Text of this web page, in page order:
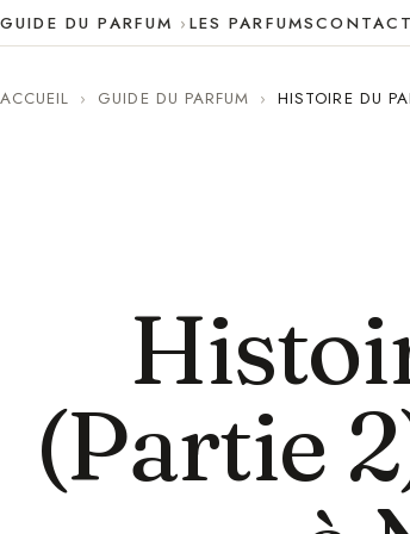
GUIDE DU PARFUM LES PARFUMSCONTACT
ACCUEIL › GUIDE DU PARFUM › HISTOIRE DU
(Partie